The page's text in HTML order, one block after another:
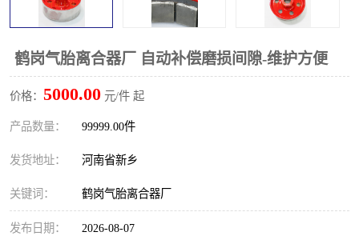
鹤岗气胎离合器厂 自动补偿磨损间隙-维护方便
价格： 5000.00 元/件 起
产品数量： 99999.00件
发货地址： 河南省新乡
关键词： 鹤岗气胎离合器厂
发布日期： 2026-08-07